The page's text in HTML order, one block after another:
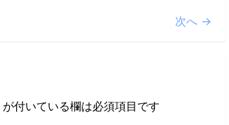
次へ →
が付いている欄は必須項目です